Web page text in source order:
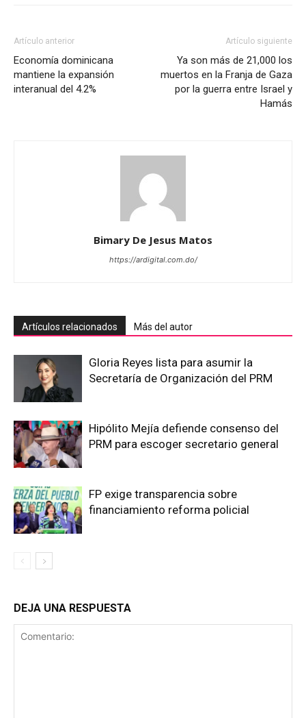
Artículo anterior
Economía dominicana
mantiene la expansión
interanual del 4.2%
Artículo siguiente
Ya son más de 21,000 los
muertos en la Franja de Gaza
por la guerra entre Israel y
Hamás
Bimary De Jesus Matos
https://ardigital.com.do/
Artículos relacionados Más del autor
Gloria Reyes lista para asumir la
Secretaría de Organización del PRM
Hipólito Mejía defiende consenso del
PRM para escoger secretario general
FP exige transparencia sobre
financiamiento reforma policial
DEJA UNA RESPUESTA